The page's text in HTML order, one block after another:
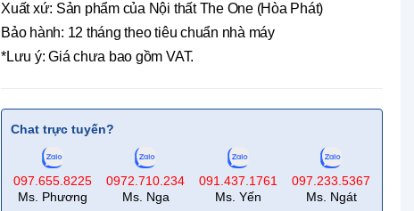
Xuất xứ: Sản phẩm của Nội thất The One (Hòa Phát)
Bảo hành: 12 tháng theo tiêu chuẩn nhà máy
*Lưu ý: Giá chưa bao gồm VAT.
Chat trực tuyến?
097.655.8225
Ms. Phương
0972.710.234
Ms. Nga
091.437.1761
Ms. Yến
097.233.5367
Ms. Ngát